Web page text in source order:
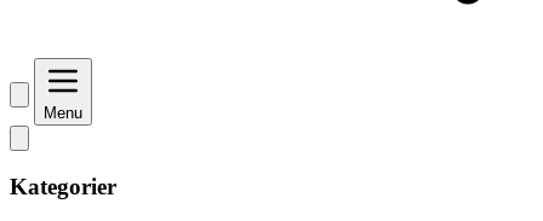
Menu
Kategorier